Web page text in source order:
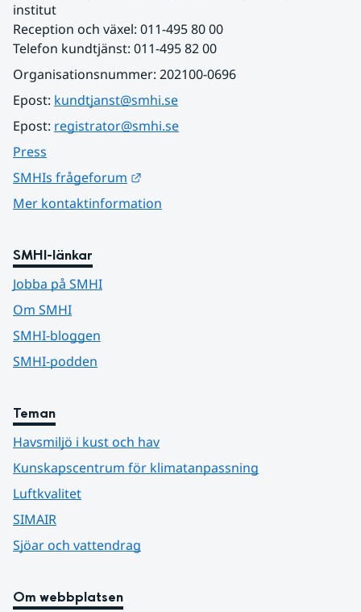
institut
Reception och växel: 011-495 80 00
Telefon kundtjänst: 011-495 82 00
Organisationsnummer: 202100-0696
Epost: kundtjanst@smhi.se
Epost: registrator@smhi.se
Press
SMHIs frågeforum
Mer kontaktinformation
SMHI-länkar
Jobba på SMHI
Om SMHI
SMHI-bloggen
SMHI-podden
Teman
Havsmiljö i kust och hav
Kunskapscentrum för klimatanpassning
Luftkvalitet
SIMAIR
Sjöar och vattendrag
Om webbplatsen